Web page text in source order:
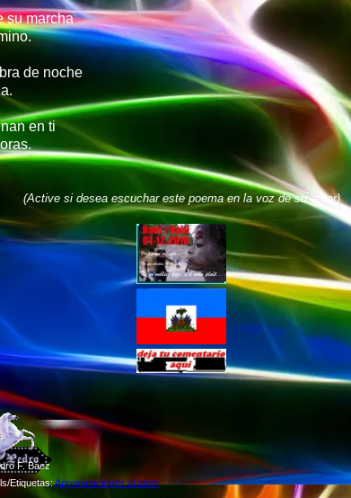
su marcha
de noche
en ti
(Active si desea escuchar este poema en la voz de su autor)
F. Báez
Etiquetas:Aproximaciones al amor